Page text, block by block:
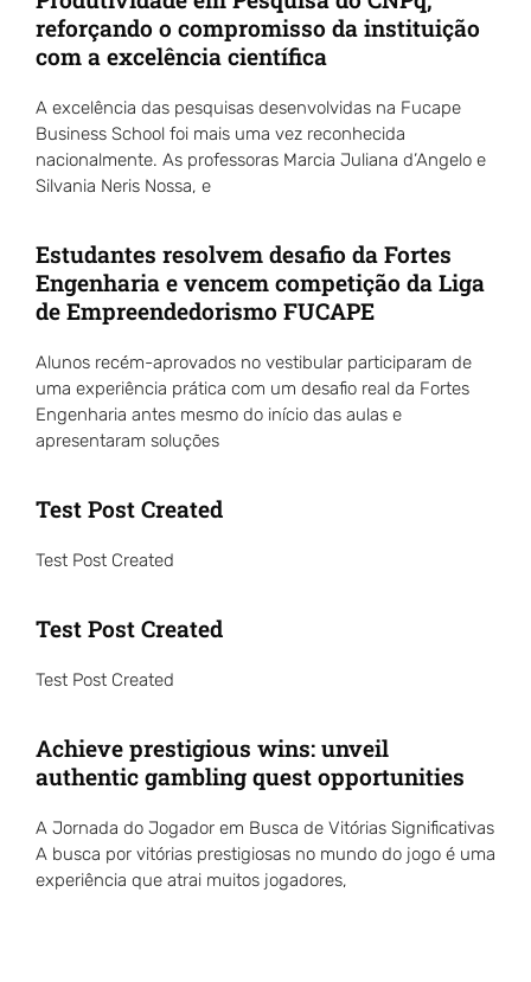
reforçando o compromisso da instituição
com a excelência científica
A excelência das pesquisas desenvolvidas na Fucape
Business School foi mais uma vez reconhecida
nacionalmente. As professoras Marcia Juliana d’Angelo e
Silvania Neris Nossa, e
Estudantes resolvem desafio da Fortes
Engenharia e vencem competição da Liga
de Empreendedorismo FUCAPE
Alunos recém-aprovados no vestibular participaram de
uma experiência prática com um desafio real da Fortes
Engenharia antes mesmo do início das aulas e
apresentaram soluções
Test Post Created
Test Post Created
Test Post Created
Test Post Created
Achieve prestigious wins: unveil
authentic gambling quest opportunities
A Jornada do Jogador em Busca de Vitórias Significativas
A busca por vitórias prestigiosas no mundo do jogo é uma
experiência que atrai muitos jogadores,